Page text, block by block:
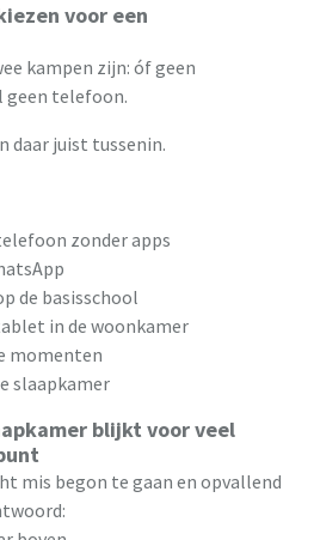
voor een
kampen zijn: óf geen
geen telefoon.
daar juist tussenin.
zonder apps
de basisschool
in de woonkamer
momenten
slaapkamer
blijkt voor veel
mis begon te gaan en opvallend